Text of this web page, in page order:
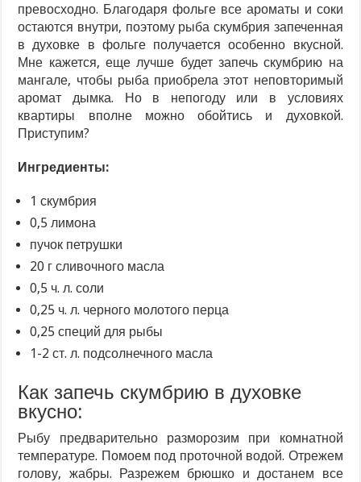
превосходно. Благодаря фольге все ароматы и соки
остаются внутри, поэтому рыба скумбрия запеченная
в духовке в фольге получается особенно вкусной.
Мне кажется, еще лучше будет запечь скумбрию на
мангале, чтобы рыба приобрела этот неповторимый
аромат дымка. Но в непогоду или в условиях
квартиры вполне можно обойтись и духовкой.
Приступим?
Ингредиенты:
1 скумбрия
0,5 лимона
пучок петрушки
20 г сливочного масла
0,5 ч. л. соли
0,25 ч. л. черного молотого перца
0,25 специй для рыбы
1-2 ст. л. подсолнечного масла
Как запечь скумбрию в духовке
вкусно:
Рыбу предварительно разморозим при комнатной
температуре. Помоем под проточной водой. Отрежем
голову, жабры. Разрежем брюшко и достанем все